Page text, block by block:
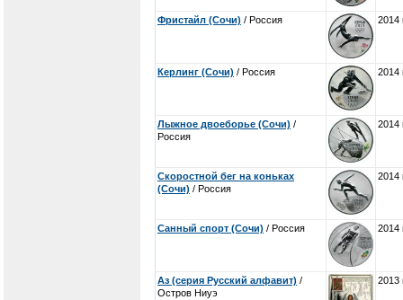
Фристайл (Сочи) / Россия 2014
Керлинг (Сочи) / Россия 2014
Лыжное двоеборье (Сочи) /
Россия
2014
Скоростной бег на коньках
(Сочи) / Россия
2014
Санный спорт (Сочи) / Россия 2014
Аз (серия Русский алфавит) /
Остров Ниуэ
2013